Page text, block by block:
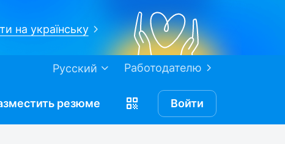
на українську
Работодателю
Русский
резюме Войти